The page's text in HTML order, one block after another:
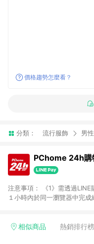
價格趨勢怎麼看？
分類： 流行服飾 男
PChome 24h購
注意事項： 《1》需透過
１小時內於同一瀏覽器中完
在點數回饋範圍內。 《3》如
相似商品 熱銷排行榜